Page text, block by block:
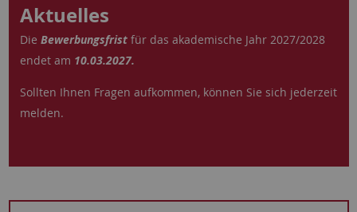
Aktuelles
Die Bewerbungsfristfür das akademische Jahr 2027/2028
endet am 10.03.2027.
Sollten Ihnen Fragen aufkommen, können Sie sich jederzeit
melden.